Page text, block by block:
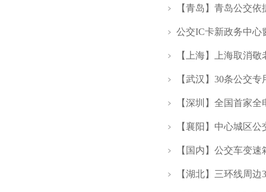
【青岛】青岛公交
公交IC卡新政务中心
【上海】上海取消
【武汉】30条公交
【深圳】全国首家
【襄阳】中心城区
【国内】公交车变
【湖北】三环线周